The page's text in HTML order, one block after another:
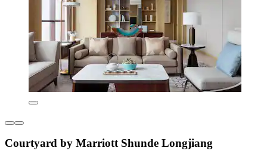
Courtyard by Marriott Shunde Longjiang